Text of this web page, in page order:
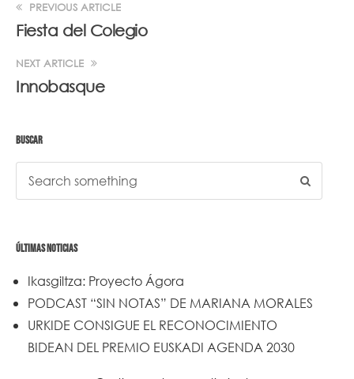
PREVIOUS ARTICLE
Fiesta del Colegio
NEXT ARTICLE
Innobasque
BUSCAR
ÚLTIMAS NOTICIAS
Ikasgiltza: Proyecto Ágora
PODCAST “SIN NOTAS” DE MARIANA MORALES
URKIDE CONSIGUE EL RECONOCIMIENTO
BIDEAN DEL PREMIO EUSKADI AGENDA 2030